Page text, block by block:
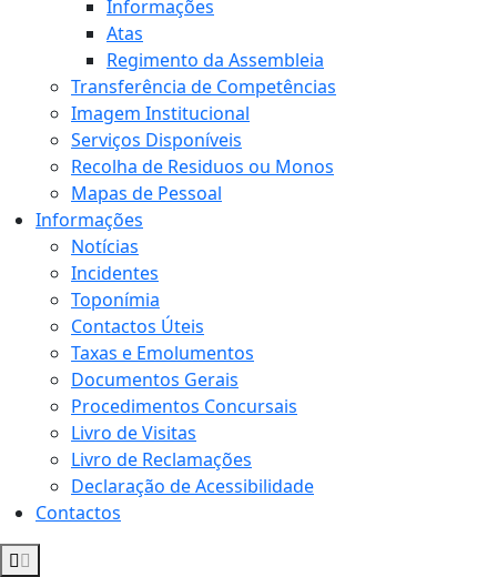
Informações
Atas
Regimento da Assembleia
Transferência de Competências
Imagem Institucional
Serviços Disponíveis
Recolha de Residuos ou Monos
Mapas de Pessoal
Informações
Notícias
Incidentes
Toponímia
Contactos Úteis
Taxas e Emolumentos
Documentos Gerais
Procedimentos Concursais
Livro de Visitas
Livro de Reclamações
Declaração de Acessibilidade
Contactos